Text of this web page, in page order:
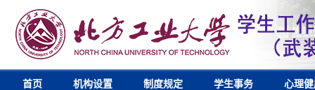
首页 机构设置 制度规定 学生事务 心理